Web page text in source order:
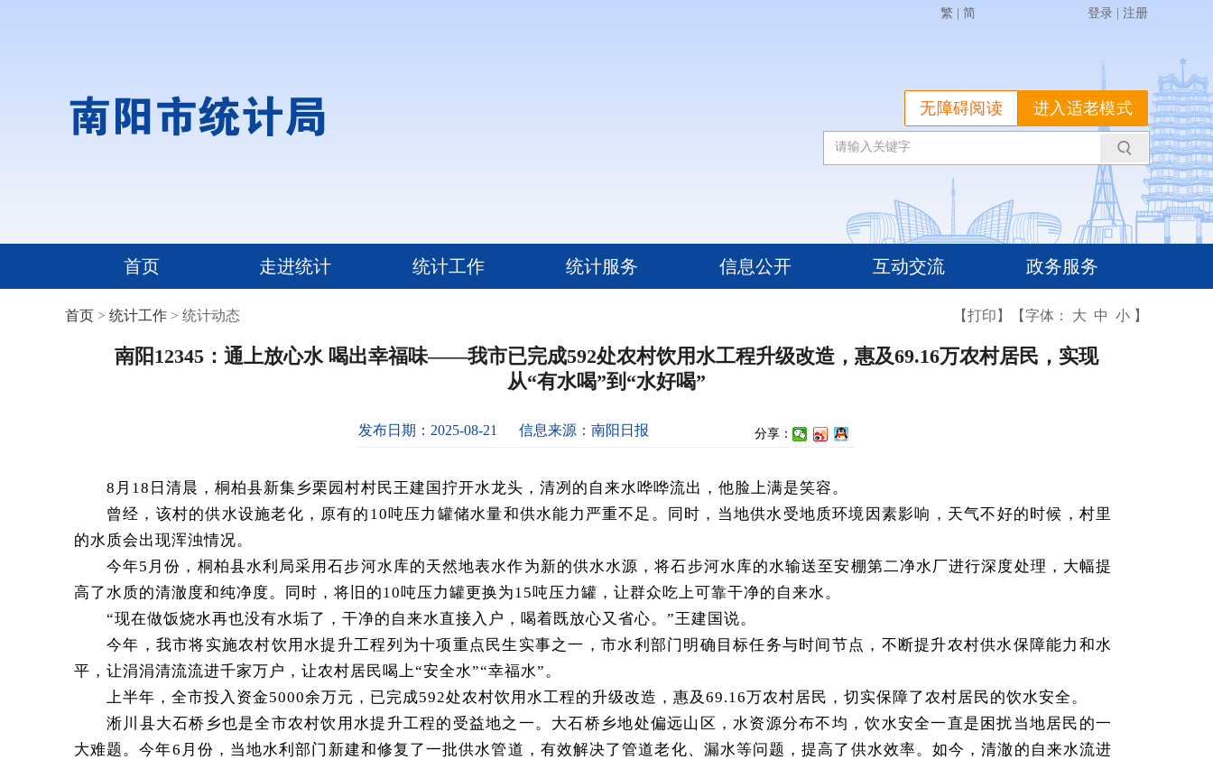
繁 简 登录 注册
进入适老模式
无障碍阅读
首页 走进统计 统计工作 统计服务 信息公开 互动交流 政务服务
首页 > 统计工作 > 统计动态 【打印】 【字体： 大 中 小 】
南阳12345：通上放心水 喝出幸福味——我市已完成592处农村饮用水工程升级改造，惠及69.16万农村居民，实现
从“有水喝”到“水好喝”
发布日期：2025-08-21 信息来源：南阳日报 分享：
8月18日清晨，桐柏县新集乡栗园村村民王建国拧开水龙头，清冽的自来水哗哗流出，他脸上满是笑容。
曾经，该村的供水设施老化，原有的10吨压力罐储水量和供水能力严重不足。同时，当地供水受地质环境因素影响，天气不好的时候，村里
的水质会出现浑浊情况。
今年5月份，桐柏县水利局采用石步河水库的天然地表水作为新的供水水源，将石步河水库的水输送至安棚第二净水厂进行深度处理，大幅提
高了水质的清澈度和纯净度。同时，将旧的10吨压力罐更换为15吨压力罐，让群众吃上可靠干净的自来水。
“现在做饭烧水再也没有水垢了，干净的自来水直接入户，喝着既放心又省心。”王建国说。
今年，我市将实施农村饮用水提升工程列为十项重点民生实事之一，市水利部门明确目标任务与时间节点，不断提升农村供水保障能力和水
平，让涓涓清流流进千家万户，让农村居民喝上“安全水”“幸福水”。
上半年，全市投入资金5000余万元，已完成592处农村饮用水工程的升级改造，惠及69.16万农村居民，切实保障了农村居民的饮水安全。
淅川县大石桥乡也是全市农村饮用水提升工程的受益地之一。大石桥乡地处偏远山区，水资源分布不均，饮水安全一直是困扰当地居民的一
大难题。今年6月份，当地水利部门新建和修复了一批供水管道，有效解决了管道老化、漏水等问题，提高了供水效率。如今，清澈的自来水流进